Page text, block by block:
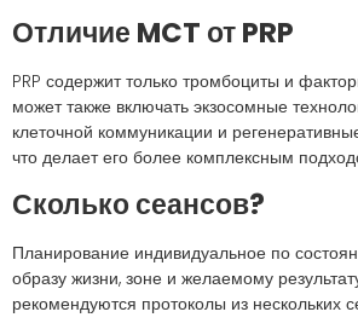
Отличие MCT от PRP
PRP содержит только тромбоциты и
может также включать экзосомные
клеточной коммуникации и
что делает его более комплексным
Сколько сеансов?
Планирование индивидуальное по
образу жизни, зоне и желаемому
рекомендуются протоколы из нескольких